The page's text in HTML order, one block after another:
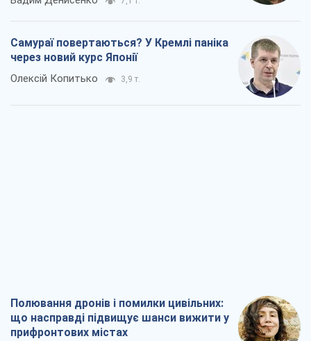
Самураї повертаються? У Кремлі паніка
через новий курс Японії
Олексій Копитько 3,9 т.
Полювання дронів і помилки цивільних:
що насправді підвищує шанси вижити у
прифронтових містах